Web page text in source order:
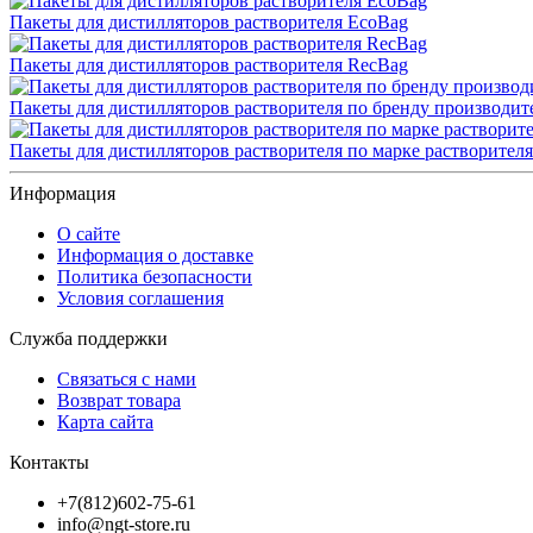
Пакеты для дистилляторов растворителя EcoBag
Пакеты для дистилляторов растворителя RecBag
Пакеты для дистилляторов растворителя по бренду
Пакеты для дистилляторов растворителя по марке растворителя
Информация
О сайте
Информация о доставке
Политика безопасности
Условия соглашения
Служба поддержки
Связаться с нами
Возврат товара
Карта сайта
Контакты
+7(812)602-75-61
info@ngt-store.ru